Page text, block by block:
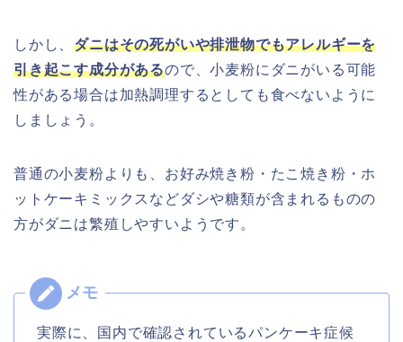
しかし、ダニはその死がいや排泄物でもアレルギーを
引き起こす成分があるので、小麦粉にダニがいる可能
性がある場合は加熱調理するとしても食べないように
しましょう。
普通の小麦粉よりも、お好み焼き粉・たこ焼き粉・ホ
ットケーキミックスなどダシや糖類が含まれるものの
方がダニは繁殖しやすいようです。
実際に、国内で確認されているパンケーキ症候